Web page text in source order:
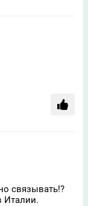
связывать!?
Италии.